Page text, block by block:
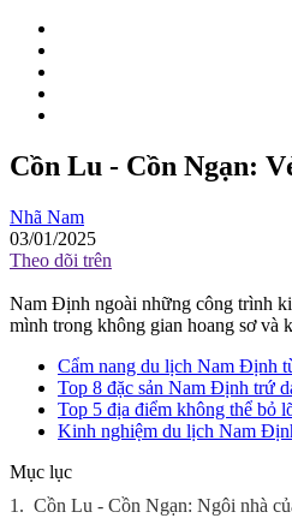
Cồn Lu - Cồn Ngạn:
Nhã Nam
03/01/2025
Theo dõi trên
Nam Định ngoài những công trình
mình trong không gian hoang sơ và
Cẩm nang du lịch Nam Định
Top 8 đặc sản Nam Định trứ
Top 5 địa điểm không thể bỏ
Kinh nghiệm du lịch Nam
Mục lục
1. Cồn Lu - Cồn Ngạn: Ngôi nhà